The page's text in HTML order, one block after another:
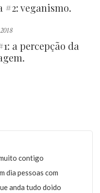
#2: veganismo.
a percepção da
contigo
dia pessoas com
anda tudo doido